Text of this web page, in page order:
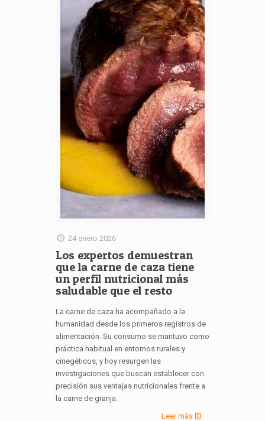
24 enero 2026
Los expertos demuestran
que la carne de caza tiene
un perfil nutricional más
saludable que el resto
La carne de caza ha acompañado a la
humanidad desde los primeros registros de
alimentación. Su consumo se mantuvo como
práctica habitual en entornos rurales y
cinegéticos, y hoy resurgen las
investigaciones que buscan establecer con
precisión sus ventajas nutricionales frente a
la carne de granja.
Leer más